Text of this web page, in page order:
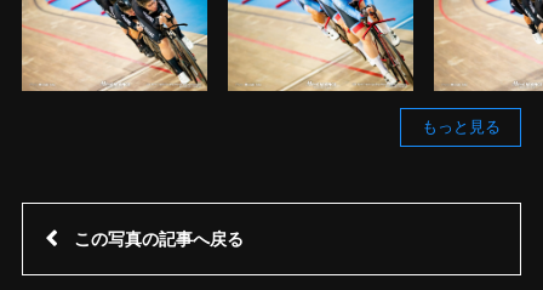
もっと見る
この写真の記事へ戻る